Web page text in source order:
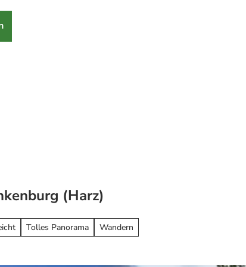
(Harz)
Tolles Panorama Wandern